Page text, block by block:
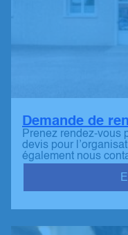
Demande de
Prenez rendez-vous
devis pour
également nous